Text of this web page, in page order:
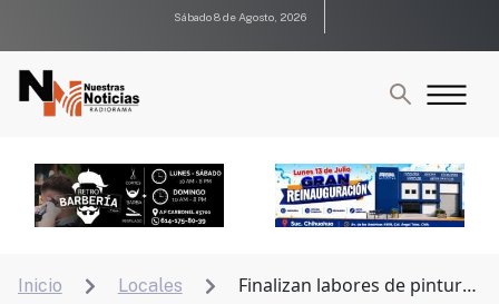
Sábado 8 de Agosto, 2026
Inicio  Locales 
Finalizan labores de pintura